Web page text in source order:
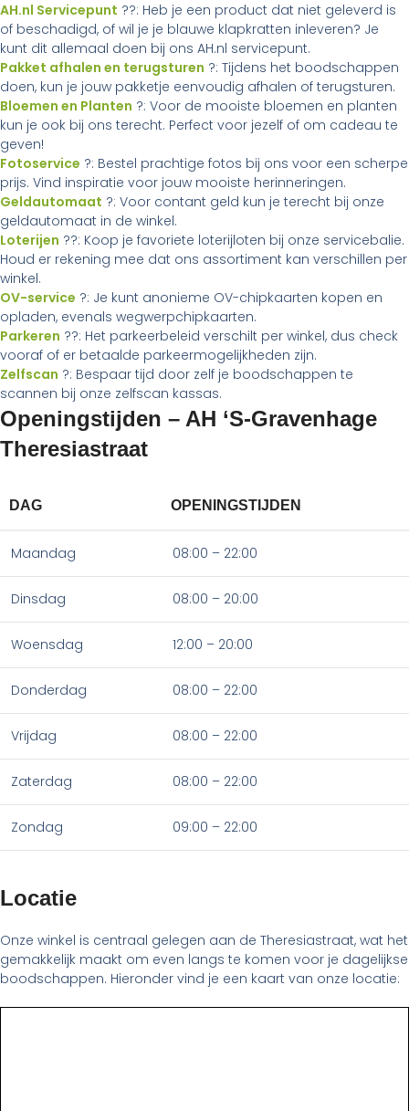
AH.nl Servicepunt ??: Heb je een product dat niet geleverd is
of beschadigd, of wil je je blauwe klapkratten inleveren? Je
kunt dit allemaal doen bij ons AH.nl servicepunt.
Pakket afhalen en terugsturen ?: Tijdens het boodschappen
doen, kun je jouw pakketje eenvoudig afhalen of terugsturen.
Bloemen en Planten ?: Voor de mooiste bloemen en planten
kun je ook bij ons terecht. Perfect voor jezelf of om cadeau te
geven!
Fotoservice ?: Bestel prachtige fotos bij ons voor een scherpe
prijs. Vind inspiratie voor jouw mooiste herinneringen.
Geldautomaat ?: Voor contant geld kun je terecht bij onze
geldautomaat in de winkel.
Loterijen ??: Koop je favoriete loterijloten bij onze servicebalie.
Houd er rekening mee dat ons assortiment kan verschillen per
winkel.
OV-service ?: Je kunt anonieme OV-chipkaarten kopen en
opladen, evenals wegwerpchipkaarten.
Parkeren ??: Het parkeerbeleid verschilt per winkel, dus check
vooraf of er betaalde parkeermogelijkheden zijn.
Zelfscan ?: Bespaar tijd door zelf je boodschappen te
scannen bij onze zelfscan kassas.
Openingstijden – AH ‘S-Gravenhage
Theresiastraat
DAG OPENINGSTIJDEN
Maandag 08:00 – 22:00
Dinsdag 08:00 – 20:00
Woensdag 12:00 – 20:00
Donderdag 08:00 – 22:00
Vrijdag 08:00 – 22:00
Zaterdag 08:00 – 22:00
Zondag 09:00 – 22:00
Locatie
Onze winkel is centraal gelegen aan de Theresiastraat, wat het
gemakkelijk maakt om even langs te komen voor je dagelijkse
boodschappen. Hieronder vind je een kaart van onze locatie: